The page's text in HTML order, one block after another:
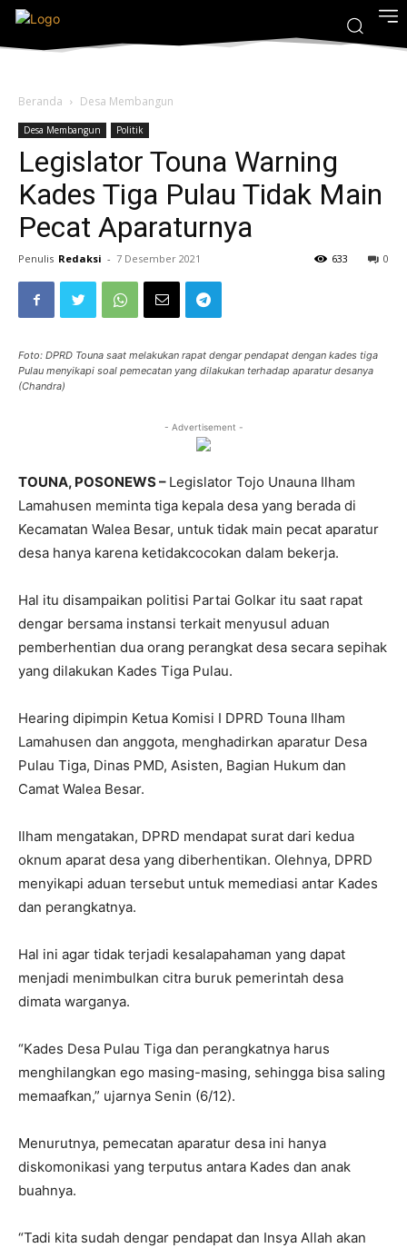
Beranda Desa Membangun
Desa Membangun Politik
Legislator Touna Warning
Kades Tiga Pulau Tidak Main
Pecat Aparaturnya
Penulis Redaksi - 7 Desember 2021 0
633
Foto: DPRD Touna saat melakukan rapat dengar pendapat dengan kades tiga
Pulau menyikapi soal pemecatan yang dilakukan terhadap aparatur desanya
(Chandra)
- Advertisement -
TOUNA, POSONEWS – Legislator Tojo Unauna Ilham
Lamahusen meminta tiga kepala desa yang berada di
Kecamatan Walea Besar, untuk tidak main pecat aparatur
desa hanya karena ketidakcocokan dalam bekerja.
Hal itu disampaikan politisi Partai Golkar itu saat rapat
dengar bersama instansi terkait menyusul aduan
pemberhentian dua orang perangkat desa secara sepihak
yang dilakukan Kades Tiga Pulau.
Hearing dipimpin Ketua Komisi I DPRD Touna Ilham
Lamahusen dan anggota, menghadirkan aparatur Desa
Pulau Tiga, Dinas PMD, Asisten, Bagian Hukum dan
Camat Walea Besar.
Ilham mengatakan, DPRD mendapat surat dari kedua
oknum aparat desa yang diberhentikan. Olehnya, DPRD
menyikapi aduan tersebut untuk memediasi antar Kades
dan perangkatnya.
Hal ini agar tidak terjadi kesalapahaman yang dapat
menjadi menimbulkan citra buruk pemerintah desa
dimata warganya.
“Kades Desa Pulau Tiga dan perangkatnya harus
menghilangkan ego masing-masing, sehingga bisa saling
memaafkan,” ujarnya Senin (6/12).
Menurutnya, pemecatan aparatur desa ini hanya
diskomonikasi yang terputus antara Kades dan anak
buahnya.
“Tadi kita sudah dengar pendapat dan Insya Allah akan